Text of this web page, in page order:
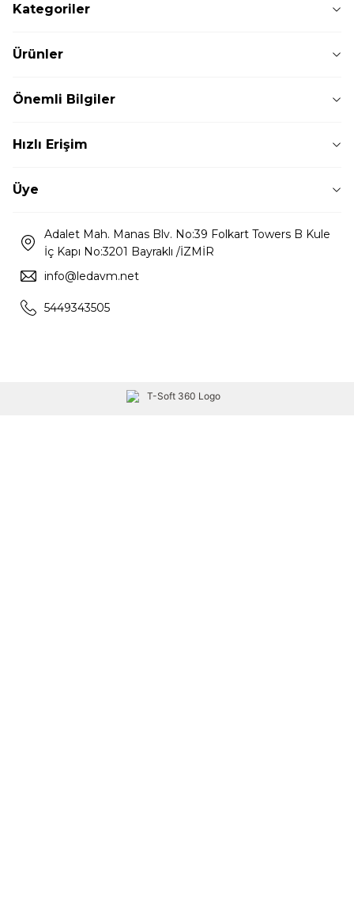
Kategoriler
Ürünler
Önemli Bilgiler
Hızlı Erişim
Üye
Adalet Mah. Manas Blv. No:39 Folkart Towers B Kule
İç Kapı No:3201 Bayraklı /İZMİR
info@ledavm.net
5449343505